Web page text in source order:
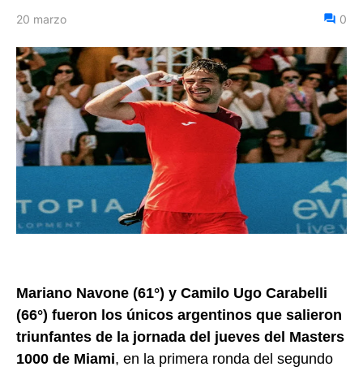
20 marzo 0
Mariano Navone (61°) y Camilo Ugo Carabelli
(66°) fueron los únicos argentinos que salieron
triunfantes de la jornada del jueves del Masters
1000 de Miami, en la primera ronda del segundo